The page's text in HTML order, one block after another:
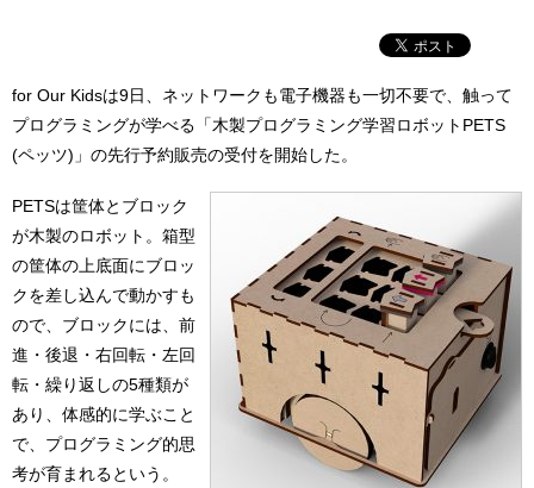
for Our Kidsは9日、ネットワークも電子機器も一切不要で、触って
プログラミングが学べる「木製プログラミング学習ロボットPETS
(ペッツ)」の先行予約販売の受付を開始した。
PETSは筐体とブロック
が木製のロボット。箱型
の筐体の上底面にブロッ
クを差し込んで動かすも
ので、ブロックには、前
進・後退・右回転・左回
転・繰り返しの5種類が
あり、体感的に学ぶこと
で、プログラミング的思
考が育まれるという。